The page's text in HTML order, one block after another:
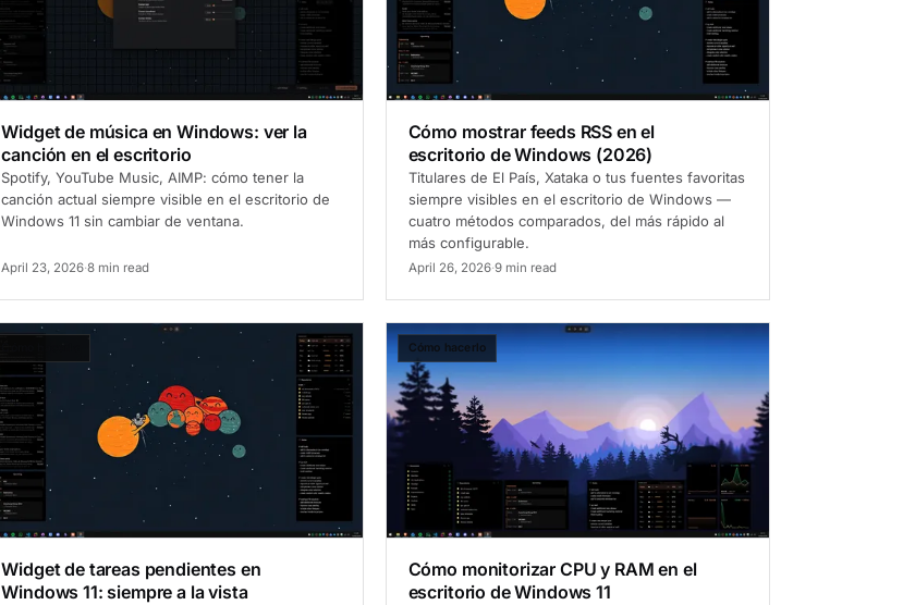
Widget de música en Windows: ver la
canción en el escritorio
Spotify, YouTube Music, AIMP: cómo tener la
canción actual siempre visible en el escritorio de
Windows 11 sin cambiar de ventana.
April 23, 2026·8 min read
Cómo mostrar feeds RSS en el
escritorio de Windows (2026)
Titulares de El País, Xataka o tus fuentes favoritas
siempre visibles en el escritorio de Windows —
cuatro métodos comparados, del más rápido al
más configurable.
April 26, 2026·9 min read
Widget de tareas pendientes en
Windows 11: siempre a la vista
Cómo hacerlo
Cómo monitorizar CPU y RAM en el
escritorio de Windows 11